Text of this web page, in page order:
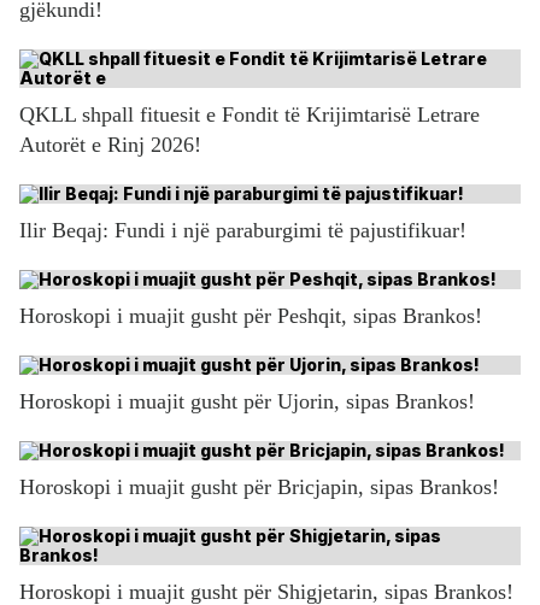
gjëkundi!
QKLL shpall fituesit e Fondit të Krijimtarisë Letrare
Autorët e Rinj 2026!
Ilir Beqaj: Fundi i një paraburgimi të pajustifikuar!
Horoskopi i muajit gusht për Peshqit, sipas Brankos!
Horoskopi i muajit gusht për Ujorin, sipas Brankos!
Horoskopi i muajit gusht për Bricjapin, sipas Brankos!
Horoskopi i muajit gusht për Shigjetarin, sipas Brankos!